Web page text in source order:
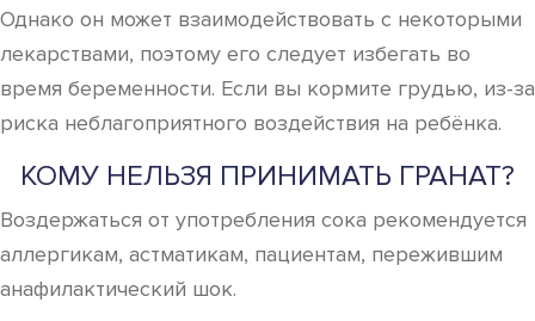
Однако он может взаимодействовать с некоторыми
лекарствами, поэтому его следует избегать во
время беременности. Если вы кормите грудью, из-за
риска неблагоприятного воздействия на ребёнка.
КОМУ НЕЛЬЗЯ ПРИНИМАТЬ ГРАНАТ?
Воздержаться от употребления сока рекомендуется
аллергикам, астматикам, пациентам, пережившим
анафилактический шок.